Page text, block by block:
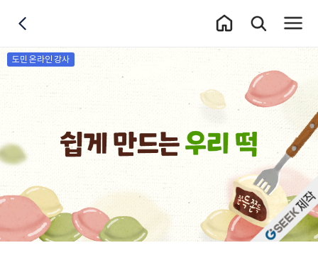
통합검색 레이
전체
뒤로가기
도민 온라인 강사
자체개발 강좌G